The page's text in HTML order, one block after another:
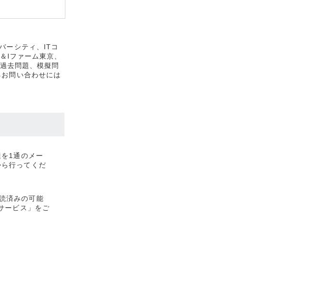
ーシティ、ITコ
Iファーム東京、
去問題、模擬問
問い合わせには
1通のメー
ら行ってくだ
済みの可能
ービス」をご